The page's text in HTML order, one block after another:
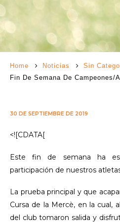
Home Noticias
Sin
Fin De Semana De Campeones/
30 DE SEPTIEMBRE DE 2019
<![CDATA[
Este fin de semana ha
participación de nuestros
La prueba principal y que
Cursa de la Mercè, en la cual,
del club tomaron salida y